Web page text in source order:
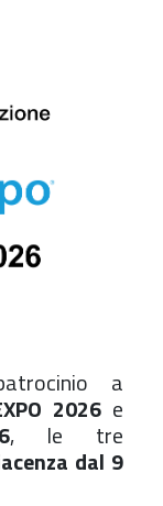
a
2026 e
, le tre
dal 9